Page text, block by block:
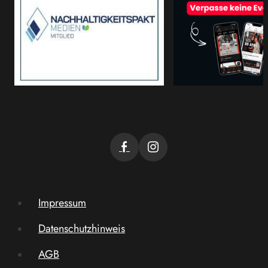
Impressum
Datenschutzhinweis
AGB